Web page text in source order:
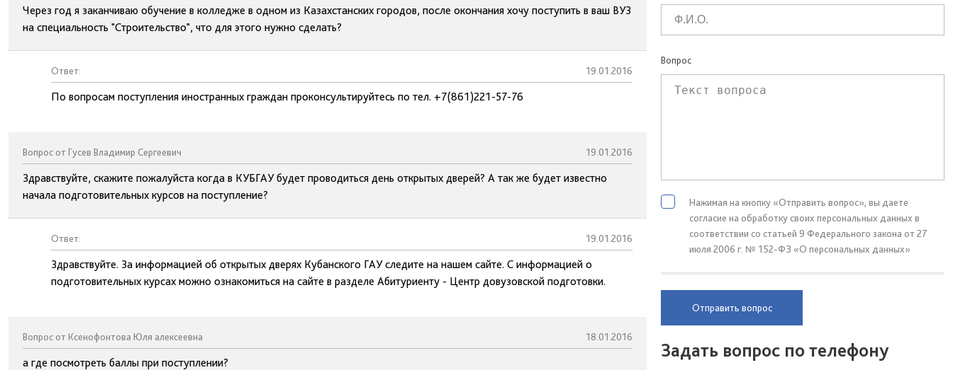
Через год я заканчиваю обучение в колледже в одном из Казахстанских городов, после окончания хочу поступить в ваш ВУЗ
на специальность "Строительство", что для этого нужно сделать?
Ответ: 19.01.2016
По вопросам поступления иностранных граждан проконсультируйтесь по тел. +7(861)221-57-76
Вопрос от Гусев Владимир Сергеевич 19.01.2016
Здравствуйте, скажите пожалуйста когда в КУБГАУ будет проводиться день открытых дверей? А так же будет известно
начала подготовительных курсов на поступление?
Ответ: 19.01.2016
Здравствуйте. За информацией об открытых дверях Кубанского ГАУ следите на нашем сайте. С информацией о
подготовительных курсах можно ознакомиться на сайте в разделе Абитуриенту - Центр довузовской подготовки.
Вопрос от Ксенофонтова Юля алексеевна 18.01.2016
а где посмотреть баллы при поступлении?
Вопрос
Нажимая на кнопку «Отправить вопрос», вы даете
согласие на обработку своих персональных данных в
соответствии со статьей 9 Федерального закона от 27
июля 2006 г. № 152-ФЗ «О персональных данных»
Отправить вопрос
Задать вопрос по телефону